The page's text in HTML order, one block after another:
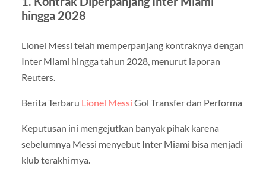
hingga 2028
Lionel Messi telah memperpanjang kontraknya dengan
Inter Miami hingga tahun 2028, menurut laporan
Reuters.
Berita Terbaru Lionel Messi Gol Transfer dan Performa
Keputusan ini mengejutkan banyak pihak karena
sebelumnya Messi menyebut Inter Miami bisa menjadi
klub terakhirnya.